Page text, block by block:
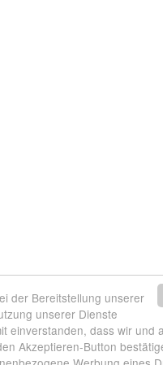
der Bereitstellung unserer
unserer Dienste
einverstanden, dass wir
Akzeptieren-Button